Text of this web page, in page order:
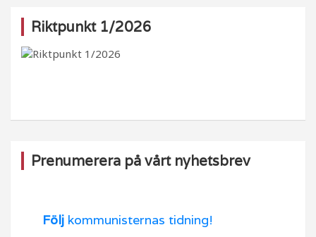
e
b
k
g
ra
o
k
Riktpunkt 1/2026
Prenumerera på vårt nyhetsbrev
Följ kommunisternas tidning!